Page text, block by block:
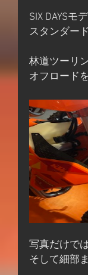
SIX DAYS
スタンダー
林道ツーリ
オフロード
写真だけで
そして細部